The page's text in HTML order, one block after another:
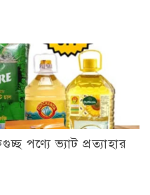
পণ্যে ভ্যাট প্রত্যাহার